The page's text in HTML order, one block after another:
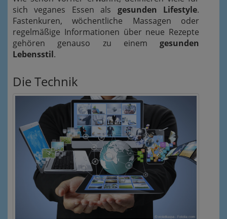
sich veganes Essen als gesunden Lifestyle.
Fastenkuren, wöchentliche Massagen oder
regelmäßige Informationen über neue Rezepte
gehören genauso zu einem gesunden
Lebensstil.
Die Technik